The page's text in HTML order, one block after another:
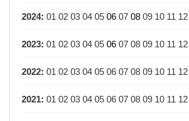
2024: 01 02 03 04 05 06 07 08 09 10 11 12
2023: 01 02 03 04 05 06 07 08 09 10 11 12
2022: 01 02 03 04 05 06 07 08 09 10 11 12
2021: 01 02 03 04 05 06 07 08 09 10 11 12